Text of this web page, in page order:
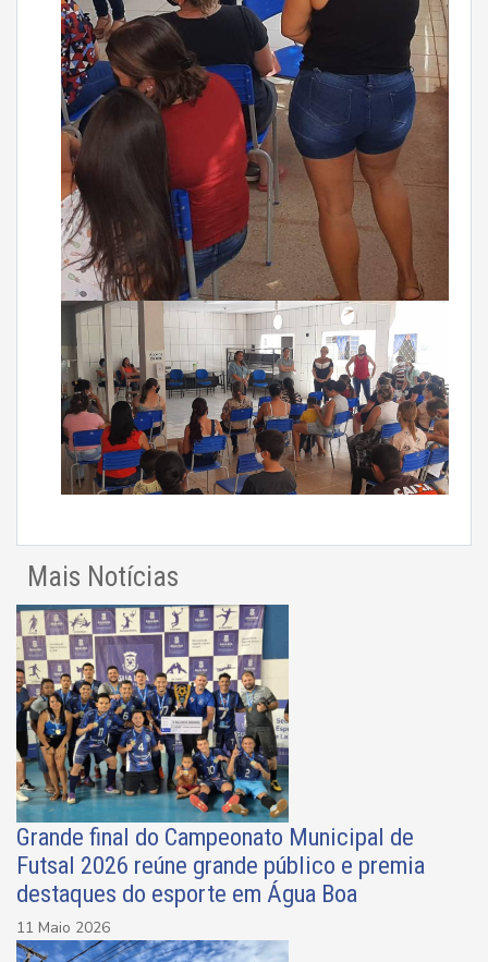
Mais Notícias
Grande final do Campeonato Municipal de
Futsal 2026 reúne grande público e premia
destaques do esporte em Água Boa
11 Maio 2026